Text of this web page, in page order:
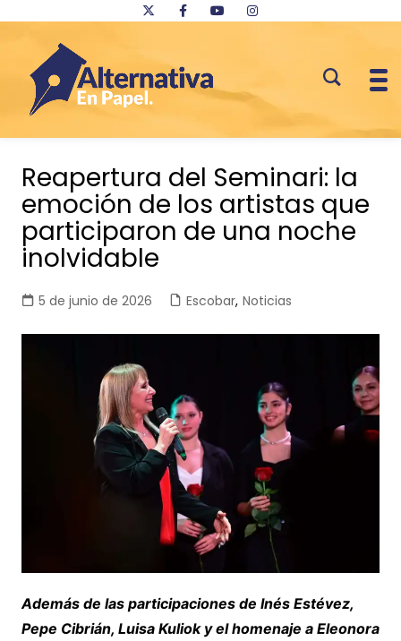
contenido
Reapertura del Seminari: la
emoción de los artistas que
participaron de una noche
inolvidable
5 de junio de 2026 Escobar, Noticias
Además de las participaciones de Inés Estévez,
Pepe Cibrián, Luisa Kuliok y el homenaje a Eleonora